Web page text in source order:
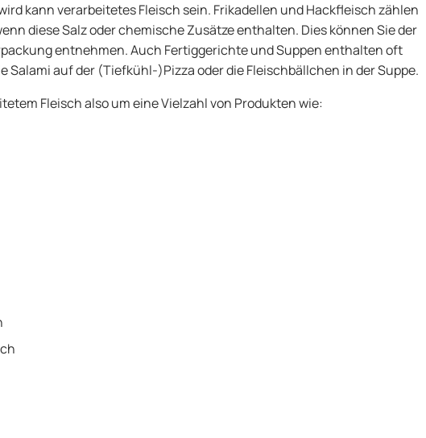
kann verarbeitetes Fleisch sein. Frikadellen und Hackfleisch zählen
diese Salz oder chemische Zusätze enthalten. Dies können Sie der
entnehmen. Auch Fertiggerichte und Suppen enthalten oft
Salami auf der (Tiefkühl-)Pizza oder die Fleischbällchen in der Suppe.
Fleisch also um eine Vielzahl von Produkten wie: